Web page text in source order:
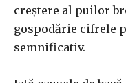
creștere al puilor
gospodărie cifrele
semnificativ.